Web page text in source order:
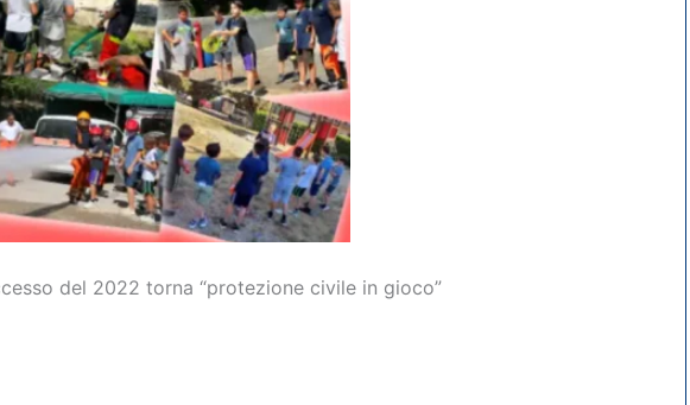
del 2022 torna “protezione civile in gioco”